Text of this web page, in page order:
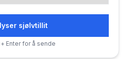
sjølvtillit
Enter for å sende